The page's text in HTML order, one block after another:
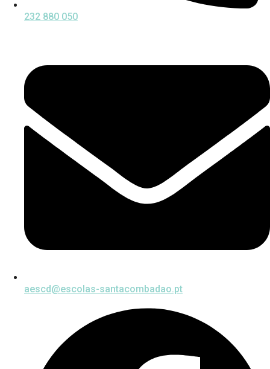
232 880 050
aescd@escolas-santacombadao.pt